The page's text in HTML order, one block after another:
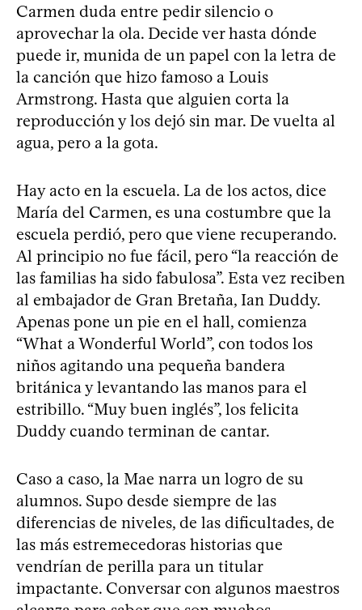
Carmen duda entre pedir silencio o
aprovechar la ola. Decide ver hasta dónde
puede ir, munida de un papel con la letra de
la canción que hizo famoso a Louis
Armstrong. Hasta que alguien corta la
reproducción y los dejó sin mar. De vuelta al
agua, pero a la gota.
Hay acto en la escuela. La de los actos, dice
María del Carmen, es una costumbre que la
escuela perdió, pero que viene recuperando.
Al principio no fue fácil, pero “la reacción de
las familias ha sido fabulosa”. Esta vez reciben
al embajador de Gran Bretaña, Ian Duddy.
Apenas pone un pie en el hall, comienza
“What a Wonderful World”, con todos los
niños agitando una pequeña bandera
británica y levantando las manos para el
estribillo. “Muy buen inglés”, los felicita
Duddy cuando terminan de cantar.
Caso a caso, la Mae narra un logro de su
alumnos. Supo desde siempre de las
diferencias de niveles, de las dificultades, de
las más estremecedoras historias que
vendrían de perilla para un titular
impactante. Conversar con algunos maestros